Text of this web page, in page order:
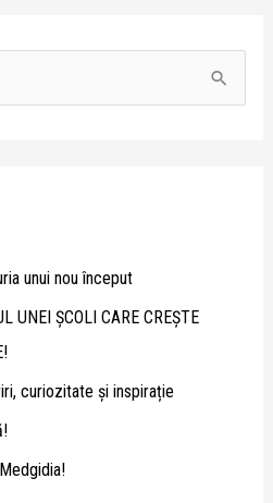
unui nou început
UNEI ȘCOLI CARE CREȘTE
curiozitate și inspirație